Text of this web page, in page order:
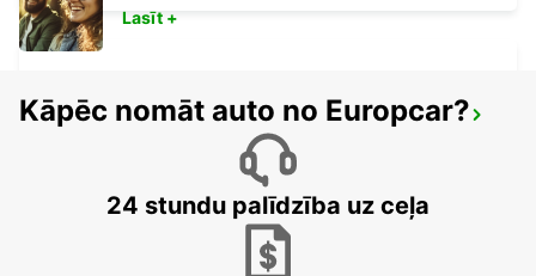
LEVERKUSEN
LEVERKUSEN WIESDORF - GERMANY
Lasīt +
Kāpēc nomāt auto no Europcar?
24 stundu palīdzība uz ceļa